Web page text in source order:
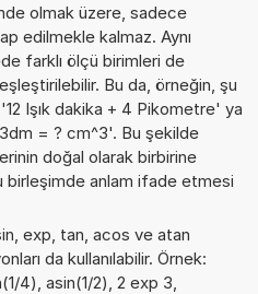
olmak üzere, sadece
edilmekle kalmaz. Aynı
farklı ölçü birimleri de
Bu da, örneğin, şu
Işık dakika + 4 Pikometre' ya
= ? cm^3'. Bu şekilde
doğal olarak birbirine
birleşimde anlam ifade etmesi
exp, tan, acos ve atan
da kullanılabilir. Örnek:
4), asin(1/2), 2 exp 3,